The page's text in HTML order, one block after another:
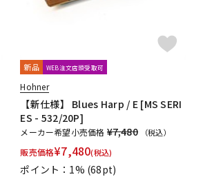
新品 WEB注文店頭受取可
Hohner
【新仕様】 Blues Harp / E [MS SERI
ES - 532/20P]
メーカー希望小売価格 ¥7,480 （税込）
販売価格¥7,480(税込)
ポイント：1% (68pt)